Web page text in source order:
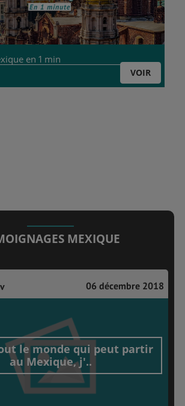
en 1 min
VOIR
MEXIQUE
06 décembre 2018
le monde qui peut partir
au Mexique, j'..